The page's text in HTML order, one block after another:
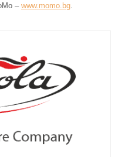
–www.momo.bg